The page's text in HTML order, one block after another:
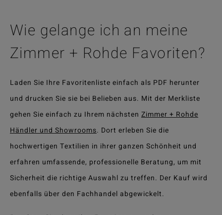
Wie gelange ich an meine
Zimmer + Rohde Favoriten?
Laden Sie Ihre Favoritenliste einfach als PDF herunter
und drucken Sie sie bei Belieben aus. Mit der Merkliste
gehen Sie einfach zu Ihrem nächsten Zimmer + Rohde
Händler und Showrooms. Dort erleben Sie die
hochwertigen Textilien in ihrer ganzen Schönheit und
erfahren umfassende, professionelle Beratung, um mit
Sicherheit die richtige Auswahl zu treffen. Der Kauf wird
ebenfalls über den Fachhandel abgewickelt.